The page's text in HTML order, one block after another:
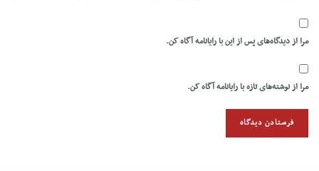
مرا از دیدگاه‌های پس از این با رایانامه آگاه کن.
مرا از نوشته‌های تازه با رایانامه آگاه کن.